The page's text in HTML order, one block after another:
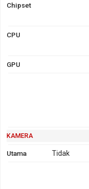
Chipset
CPU
GPU
KAMERA
Utama Tidak